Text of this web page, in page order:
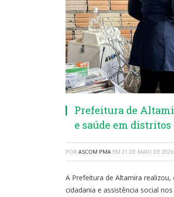
Prefeitura de
e saúde em
POR ASCOM PMA EM 21 DE MAIO DE 2026
A Prefeitura de Altamira
cidadania e assistência social